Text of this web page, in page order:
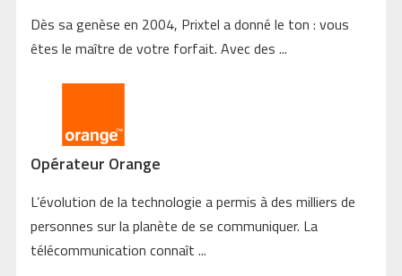
Dès sa genèse en 2004, Prixtel a donné le ton : vous
êtes le maître de votre forfait. Avec des ...
Opérateur Orange
L’évolution de la technologie a permis à des milliers de
personnes sur la planète de se communiquer. La
télécommunication connaît ...